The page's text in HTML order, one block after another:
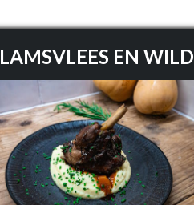
LAMSVLEES EN WILD